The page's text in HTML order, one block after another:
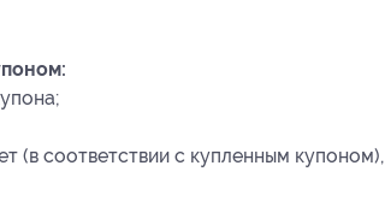
(в соответствии с купленным купоном),